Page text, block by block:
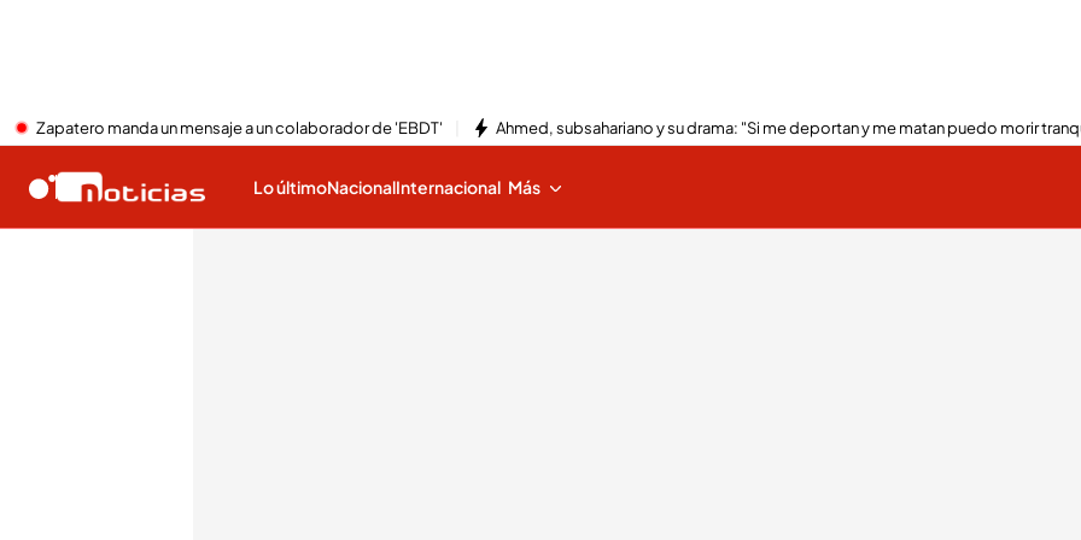
Zapatero manda un mensaje a un colaborador de 'EBDT' Ahmed, subsahariano y su drama: "Si me deportan y me matan puedo morir
Lo últimoNacionalInternacional Más